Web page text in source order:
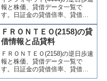
す。
報と株価、貸借データ一覧で
す。日証金の貸借倍率、貸借残
(信用買残、信用売残)、品貸料
(逆日歩)、東証の週末残高、規制
(注意喚起・申込停止)など、空売
り関連情報を集計し、図解でわ
かりやすくまとめて掲載してい
ます。
ＦＲＯＮＴＥＯ(2158)の貸
借情報と品貸料
ＦＲＯＮＴＥＯ(2158)の逆日歩速
報と株価、貸借データ一覧で
す。日証金の貸借倍率、貸借残
(信用買残、信用売残)、品貸料